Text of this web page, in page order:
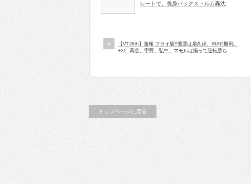
レートで、長身バックストルム轟沈
【VTJ6th】速報 フライ級T優勝は扇久保、ISAO勝利。
+35=高谷、宇野、弘中、マモルは揃って逆転勝ち
トップページに戻る